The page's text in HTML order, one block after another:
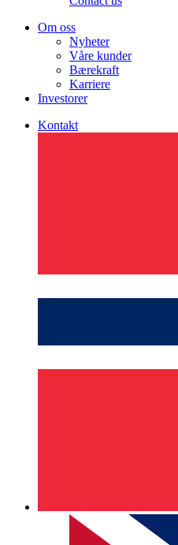
Om oss
Nyheter
Våre kunder
Bærekraft
Karriere
Investorer
Kontakt